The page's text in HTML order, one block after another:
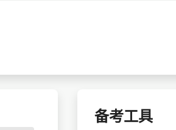
备考工具